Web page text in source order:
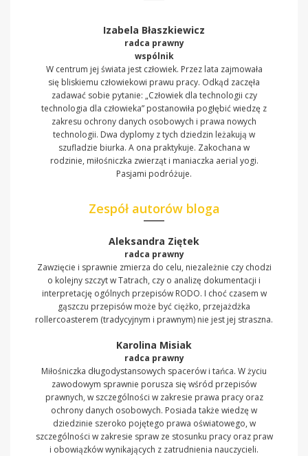
Izabela Błaszkiewicz
radca prawny
wspólnik
W centrum jej świata jest człowiek. Przez lata zajmowała
się bliskiemu człowiekowi prawu pracy. Odkąd zaczęła
zadawać sobie pytanie: „Człowiek dla technologii czy
technologia dla człowieka” postanowiła pogłębić wiedzę z
zakresu ochrony danych osobowych i prawa nowych
technologii. Dwa dyplomy z tych dziedzin leżakują w
szufladzie biurka. A ona praktykuje. Zakochana w
rodzinie, miłośniczka zwierząt i maniaczka aerial yogi.
Pasjami podróżuje.
Zespół autorów bloga
Aleksandra Ziętek
radca prawny
Zawzięcie i sprawnie zmierza do celu, niezależnie czy chodzi
o kolejny szczyt w Tatrach, czy o analizę dokumentacji i
interpretację ogólnych przepisów RODO. I choć czasem w
gąszczu przepisów może być ciężko, przejażdżka
rollercoasterem (tradycyjnym i prawnym) nie jest jej straszna.
Karolina Misiak
radca prawny
Miłośniczka długodystansowych spacerów i tańca. W życiu
zawodowym sprawnie porusza się wśród przepisów
prawnych, w szczególności w zakresie prawa pracy oraz
ochrony danych osobowych. Posiada także wiedzę w
dziedzinie szeroko pojętego prawa oświatowego, w
szczególności w zakresie spraw ze stosunku pracy oraz praw
i obowiązków wynikających z zatrudnienia nauczycieli.